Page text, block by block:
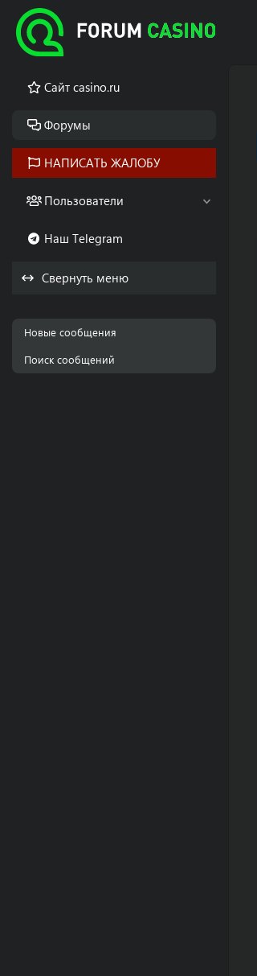
Cайт casino.ru
Форумы
НАПИСАТЬ ЖАЛОБУ
Пользователи
Наш Telegram
Свернуть меню
Новые сообщения
Поиск сообщений